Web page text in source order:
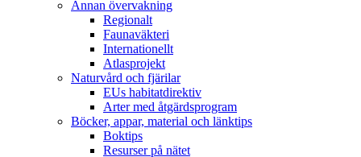
Annan övervakning
Regionalt
Faunaväkteri
Internationellt
Atlasprojekt
Naturvård och fjärilar
EUs habitatdirektiv
Arter med åtgärdsprogram
Böcker, appar, material och länktips
Boktips
Resurser på nätet